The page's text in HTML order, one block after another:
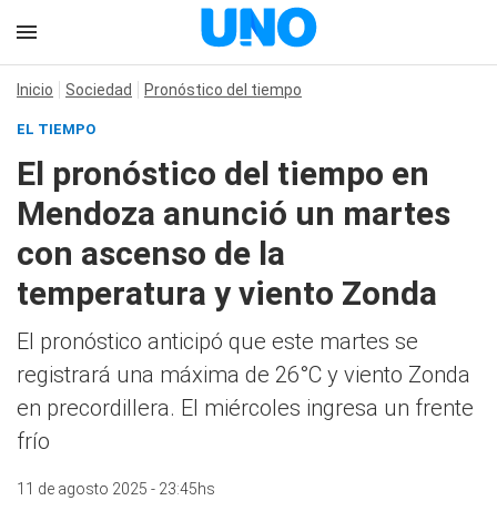
Inicio Sociedad Pronóstico del tiempo
EL TIEMPO
El pronóstico del tiempo en
Mendoza anunció un martes
con ascenso de la
temperatura y viento Zonda
El pronóstico anticipó que este martes se
registrará una máxima de 26°C y viento Zonda
en precordillera. El miércoles ingresa un frente
frío
11 de agosto 2025 - 23:45hs